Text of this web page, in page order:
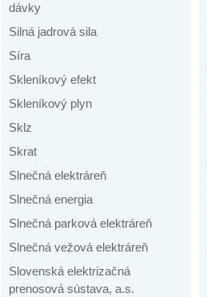
dávky
Silná jadrová sila
Síra
Skleníkový efekt
Skleníkový plyn
Sklz
Skrat
Slnečná elektráreň
Slnečná energia
Slnečná parková elektráreň
Slnečná vežová elektráreň
Slovenská elektrizačná
prenosová sústava, a.s.